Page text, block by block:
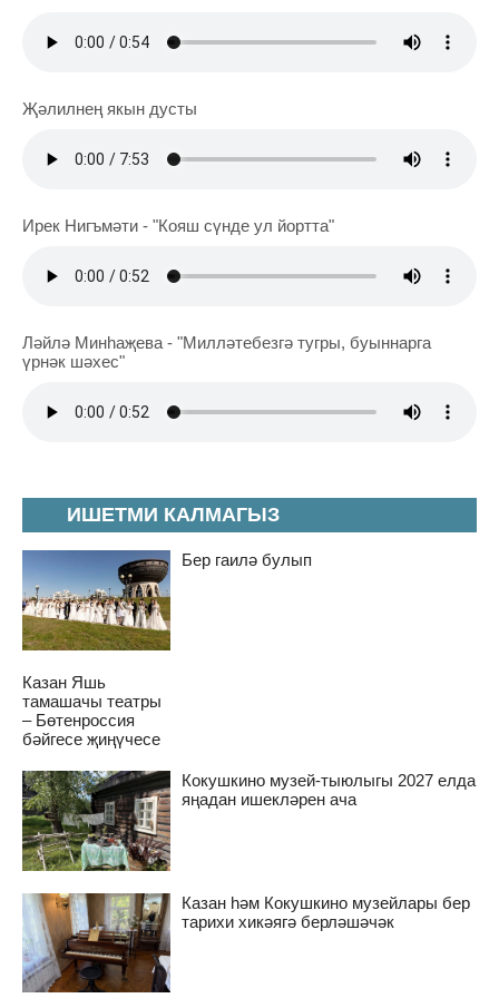
ИШЕТМИ КАЛМАГЫЗ
Бер гаилә булып
Казан Яшь
тамашачы театры
– Бөтенроссия
бәйгесе җиңүчесе
Кокушкино музей-тыюлыгы 2027 елда
яңадан ишекләрен ача
Казан һәм Кокушкино музейлары бер
тарихи хикәягә берләшәчәк
Җәлилнең якын дусты
Ирек Нигъмәти - "Кояш сүнде ул йортта"
Ләйлә Минһаҗева - "Милләтебезгә тугры, буыннарга
үрнәк шәхес"